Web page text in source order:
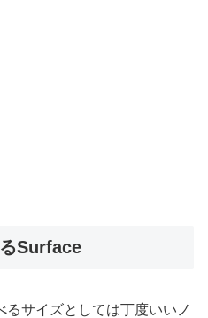
Surface
るサイズとしては丁度いいノ